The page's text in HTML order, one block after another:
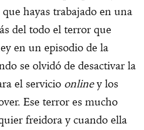
hayas trabajado en una
del todo el terror que
en un episodio de la
se olvidó de desactivar la
el servicio onliney los
Ese terror es mucho
freidora y cuando ella